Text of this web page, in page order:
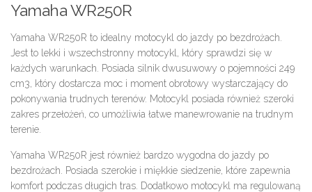
Yamaha WR250R
Yamaha WR250R to idealny motocykl do jazdy po bezdrożach.
Jest to lekki i wszechstronny motocykl, który sprawdzi się w
każdych warunkach. Posiada silnik dwusuwowy o pojemności 249
cm3, który dostarcza moc i moment obrotowy wystarczający do
pokonywania trudnych terenów. Motocykl posiada również szeroki
zakres przełożeń, co umożliwia łatwe manewrowanie na trudnym
terenie.
Yamaha WR250R jest również bardzo wygodna do jazdy po
bezdrożach. Posiada szerokie i miękkie siedzenie, które zapewnia
komfort podczas długich tras. Dodatkowo motocykl ma regulowaną